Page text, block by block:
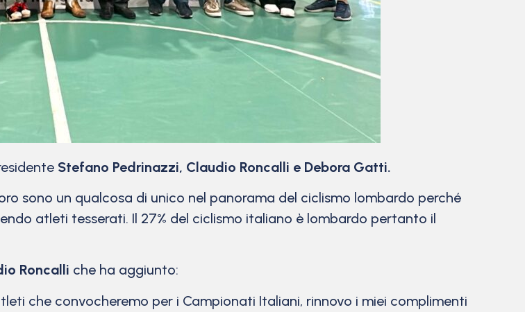
Stefano Pedrinazzi, Claudio Roncalli e Debora Gatti.
sono un qualcosa di unico nel panorama del ciclismo lombardo perché
atleti tesserati. Il 27% del ciclismo italiano è lombardo pertanto il
Roncalli che ha aggiunto:
che convocheremo per i Campionati Italiani, rinnovo i miei complimenti